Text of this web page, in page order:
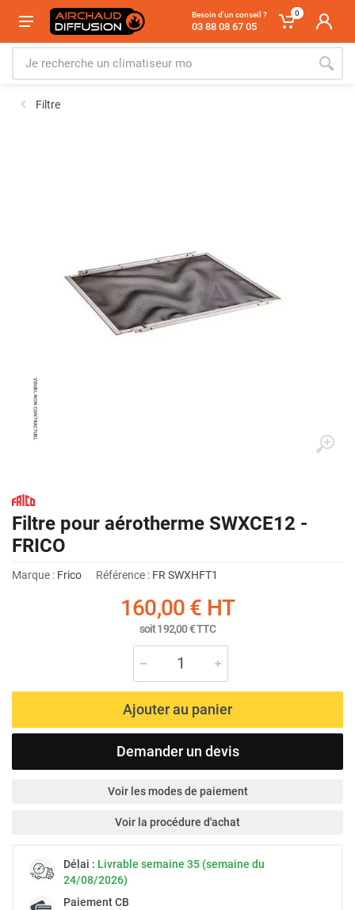
Besoin d'un conseil ?
03 88 08 67 05
0
Filtre
Filtre pour aérotherme SWXCE12 -
FRICO
Marque : Frico Référence : FR SWXHFT1
160,00 € HT
soit192,00 €TTC
Ajouter au panier
Demander un devis
Voir les modes de paiement
Voir la procédure d'achat
Délai : Livrable semaine 35 (semaine du
24/08/2026)
PaiementCB